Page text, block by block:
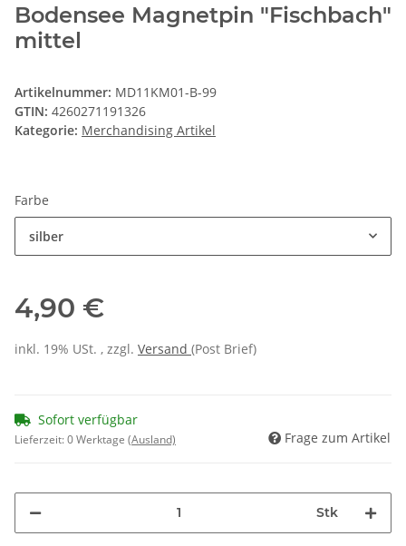
Bodensee Magnetpin "Fischbach"
mittel
Artikelnummer: MD11KM01-B-99
GTIN: 4260271191326
Kategorie: Merchandising Artikel
Farbe
silber
4,90 €
inkl. 19% USt. , zzgl. Versand (Post Brief)
Sofort verfügbar
Lieferzeit:0 Werktage (Ausland) Frage zum Artikel
Stk